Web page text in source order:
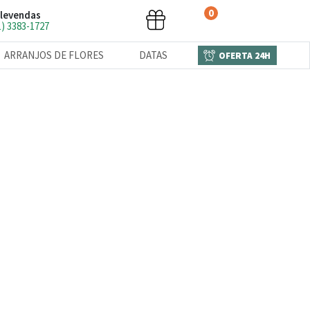
3383-1727
0
ARRANJOS DE FLORES DATAS OFERTA 24H